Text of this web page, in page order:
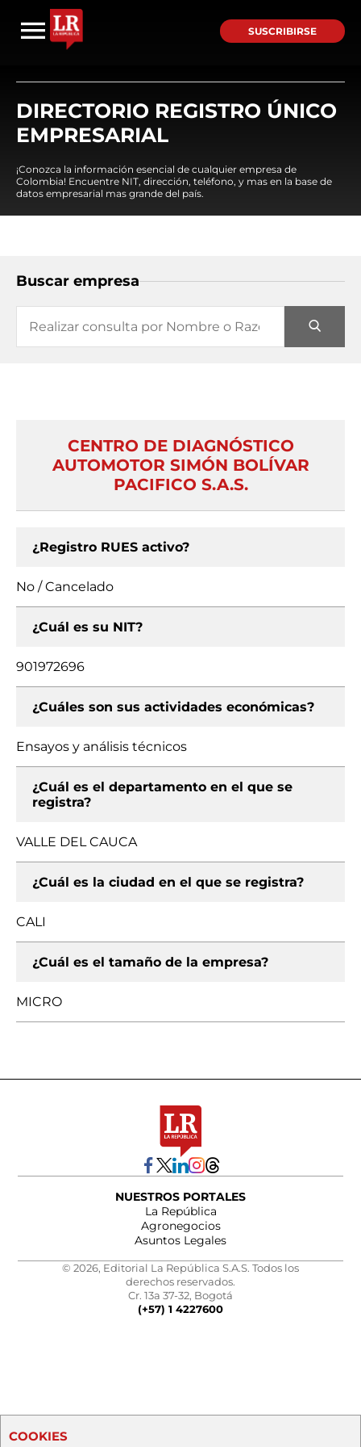
SUSCRIBIRSE
DIRECTORIO REGISTRO ÚNICO
EMPRESARIAL
¡Conozca la información esencial de cualquier empresa de
Colombia! Encuentre NIT, dirección, teléfono, y mas en la base de
datos empresarial mas grande del país.
Buscar empresa
CENTRO DE DIAGNÓSTICO
AUTOMOTOR SIMÓN BOLÍVAR
PACIFICO S.A.S.
¿Registro RUES activo?
No / Cancelado
¿Cuál es su NIT?
901972696
¿Cuáles son sus actividades económicas?
Ensayos y análisis técnicos
¿Cuál es el departamento en el que se
registra?
VALLE DEL CAUCA
¿Cuál es la ciudad en el que se registra?
CALI
¿Cuál es el tamaño de la empresa?
MICRO
NUESTROS PORTALES
La República
Agronegocios
Asuntos Legales
© 2026, Editorial La República S.A.S. Todos los
derechos reservados.
Cr. 13a 37-32, Bogotá
(+57) 1 4227600
COOKIES